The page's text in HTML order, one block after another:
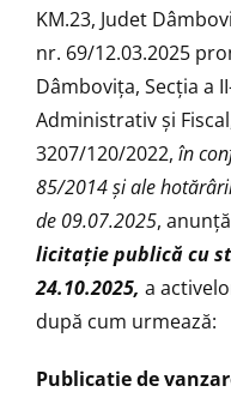
KM.23, Judet
nr. 69/12.03.2025
Dâmbovița, Secţia a
Administrativ și
3207/120/2022, în
85/2014 și ale
de 09.07.2025,
licitație publică cu
24.10.2025, a
după cum urmează:
Publicatie de